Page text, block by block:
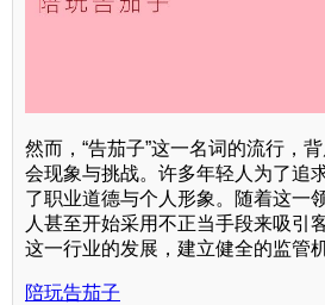
然而，“告茄子”这一名词的流行，
会现象与挑战。许多年轻人为了追
了职业道德与个人形象。随着这一
人甚至开始采用不正当手段来吸引
这一行业的发展，建立健全的监管
陪玩告茄子